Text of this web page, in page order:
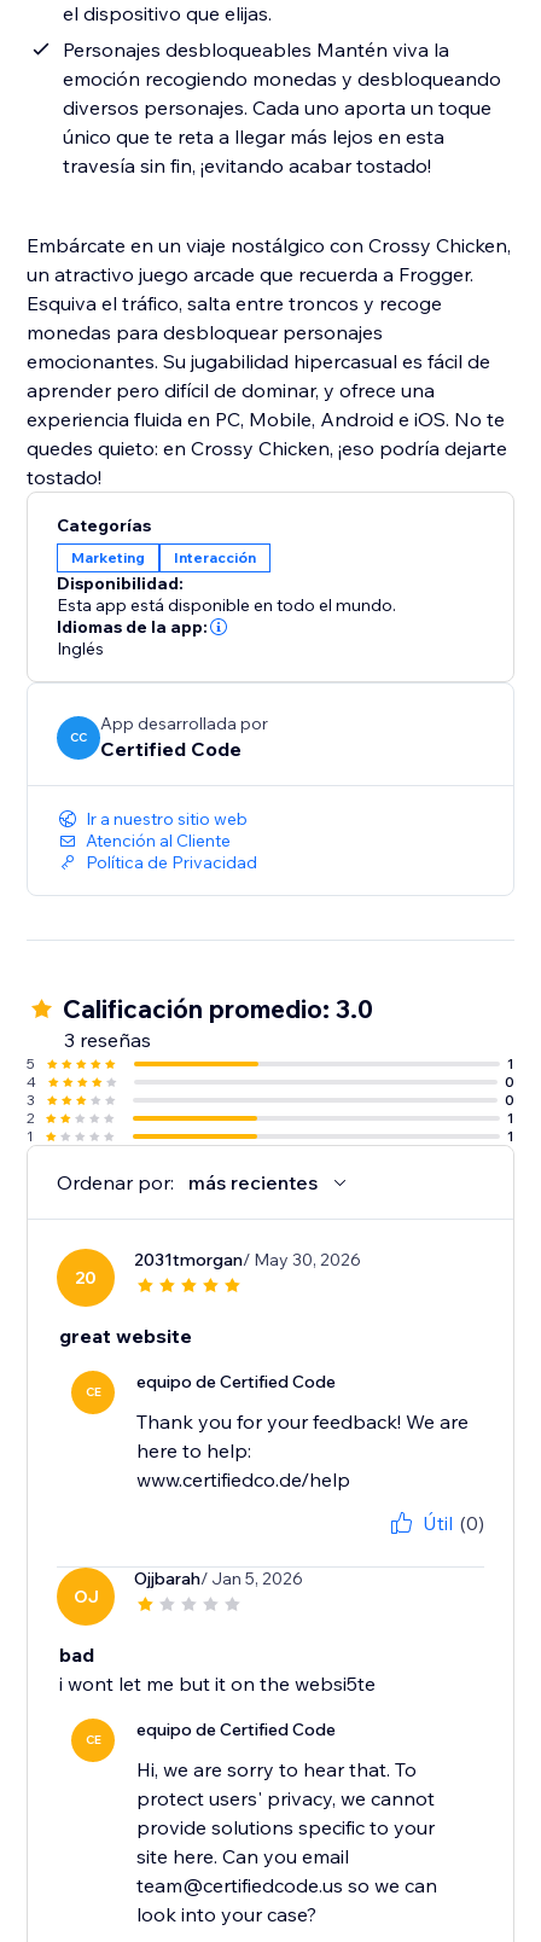
el dispositivo que elijas.
Personajes desbloqueables Mantén viva la
emoción recogiendo monedas y desbloqueando
diversos personajes. Cada uno aporta un toque
único que te reta a llegar más lejos en esta
travesía sin fin, ¡evitando acabar tostado!
Embárcate en un viaje nostálgico con Crossy Chicken,
un atractivo juego arcade que recuerda a Frogger.
Esquiva el tráfico, salta entre troncos y recoge
monedas para desbloquear personajes
emocionantes. Su jugabilidad hipercasual es fácil de
aprender pero difícil de dominar, y ofrece una
experiencia fluida en PC, Mobile, Android e iOS. No te
quedes quieto: en Crossy Chicken, ¡eso podría dejarte
tostado!
Categorías
Marketing Interacción
Disponibilidad:
Esta app está disponible en todo el mundo.
Idiomas de la app:
Inglés
CC
App desarrollada por
Certified Code
Ir a nuestro sitio web
Atención al Cliente
Política de Privacidad
Calificación promedio: 3.0
3 reseñas
5
1
4
0
3
0
2
1
1
1
Ordenar por: más recientes
20
2031tmorgan/ May 30, 2026
great website
CE equipo de Certified Code
Thank you for your feedback! We are
here to help:
www.certifiedco.de/help
Útil (0)
OJ
Ojjbarah/ Jan 5, 2026
bad
i wont let me but it on the websi5te
CE equipo de Certified Code
Hi, we are sorry to hear that. To
protect users' privacy, we cannot
provide solutions specific to your
site here. Can you email
team@certifiedcode.us so we can
look into your case?